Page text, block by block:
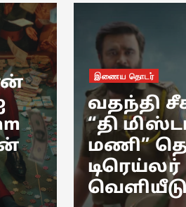
சினிமா
“நடு
இசை
விழா !